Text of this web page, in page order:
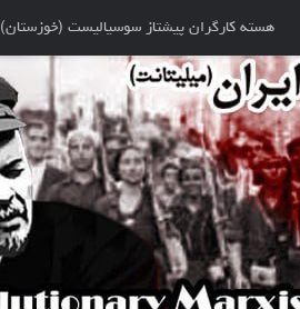
هسته کارگران پيشتاز سوسياليست (خوزستان)